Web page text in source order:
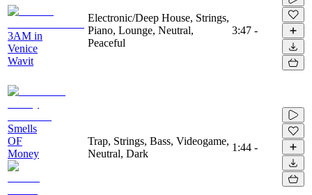
3AM in
Venice
Wavit
Electronic/Deep House, Strings,
Piano, Lounge, Neutral,
Peaceful
3:47 -
Smells
OF
Money
Trap, Strings, Bass, Videogame,
Neutral, Dark
1:44 -